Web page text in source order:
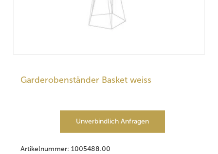
Garderobenständer Basket weiss
Unverbindlich Anfragen
Artikelnummer: 1005488.00